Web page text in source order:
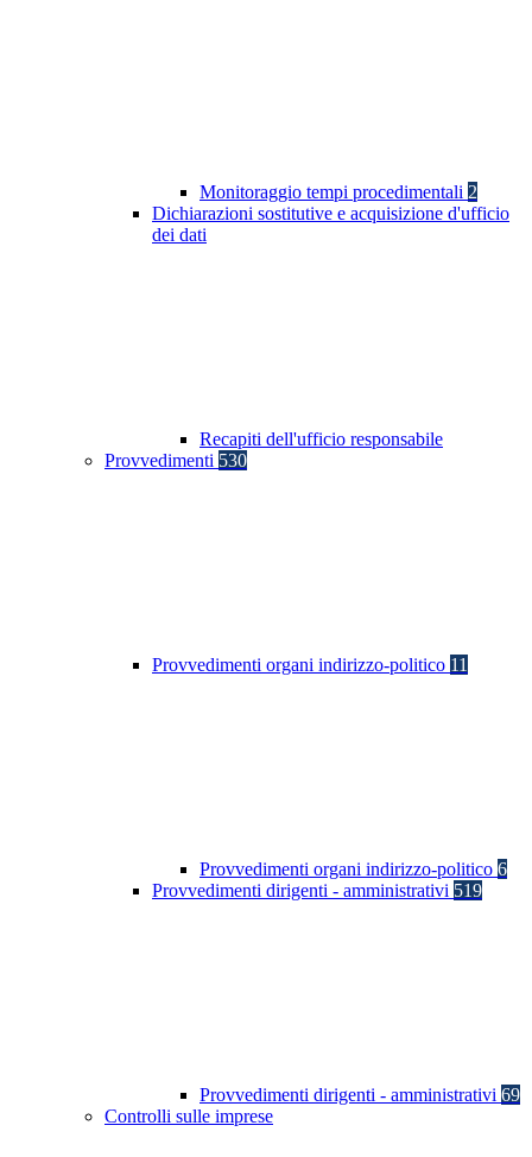
Monitoraggio tempi procedimentali 2
Dichiarazioni sostitutive e acquisizione d'ufficio
dei dati
Recapiti dell'ufficio responsabile
Provvedimenti 530
Provvedimenti organi indirizzo-politico 11
Provvedimenti organi indirizzo-politico 6
Provvedimenti dirigenti - amministrativi 519
Provvedimenti dirigenti - amministrativi 69
Controlli sulle imprese